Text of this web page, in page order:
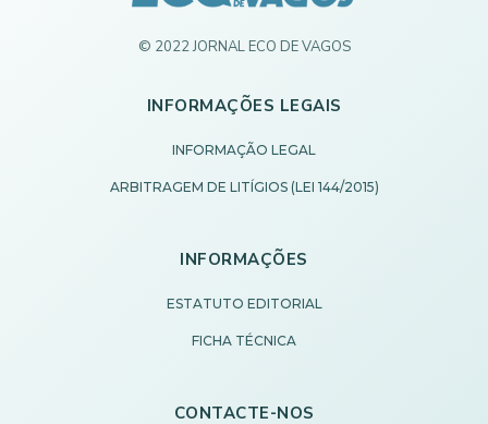
© 2022 JORNAL ECO DE VAGOS
INFORMAÇÕES LEGAIS
INFORMAÇÃO LEGAL
ARBITRAGEM DE LITÍGIOS (LEI 144/2015)
INFORMAÇÕES
ESTATUTO EDITORIAL
FICHA TÉCNICA
CONTACTE-NOS